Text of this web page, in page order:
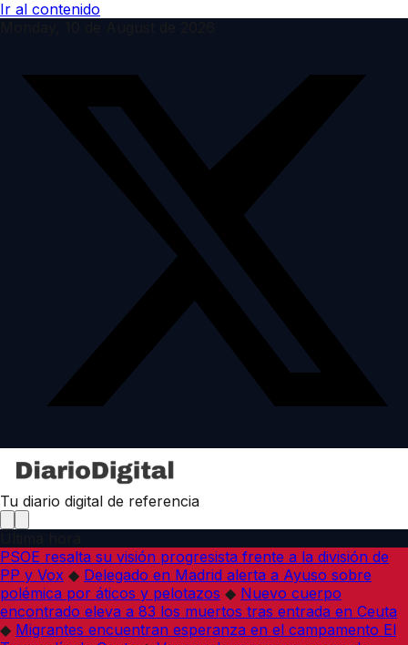
Ir al contenido
Tu diario digital de referencia
PSOE resalta su visión progresista frente a la división de
PP y Vox ◆ Delegado en Madrid alerta a Ayuso sobre
polémica por áticos y pelotazos ◆ Nuevo cuerpo
encontrado eleva a 83 los muertos tras entrada en Ceuta
◆ Migrantes encuentran esperanza en el campamento El